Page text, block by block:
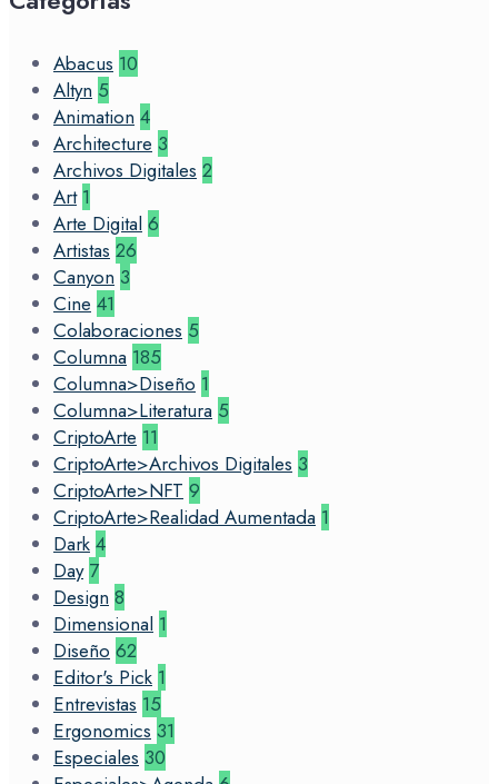
Abacus 10
Altyn 5
Animation 4
Architecture 3
Archivos Digitales 2
Art 1
Arte Digital 6
Artistas 26
Canyon 3
Cine 41
Colaboraciones 5
Columna 185
Columna>Diseño 1
Columna>Literatura 5
CriptoArte 11
CriptoArte>Archivos Digitales 3
CriptoArte>NFT 9
CriptoArte>Realidad Aumentada 1
Dark 4
Day 7
Design 8
Dimensional 1
Diseño 62
Editor's Pick 1
Entrevistas 15
Ergonomics 31
Especiales 30